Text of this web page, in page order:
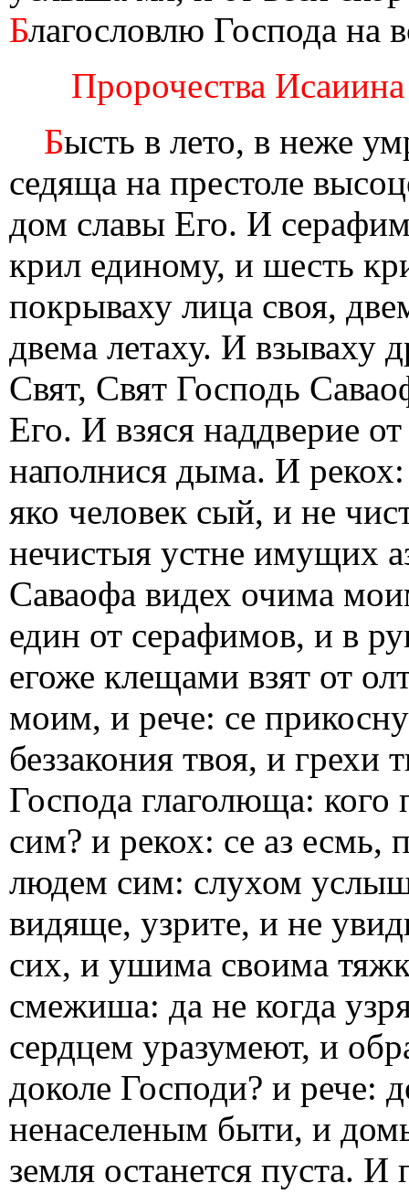
Благословлю Господа на
Пророчества
Бысть в лето, в неже
седяща на престоле
дом славы Его. И
крил единому, и шесть
покрываху лица своя,
двема летаху. И взываху
Свят, Свят Господь
Его. И взяся наддверие
наполнися дыма. И
яко человек сый, и не
нечистыя устне имущих
Саваофа видех очима
един от серафимов, и в
егоже клещами взят от
моим, и рече: се
беззакония твоя, и грехи
Господа глаголюща:
сим? и рекох: се аз
людем сим: слухом
видяще, узрите, и не
сих, и ушима своима
смежиша: да не когда
сердцем уразумеют, и
доколе Господи? и рече:
ненаселеным быти, и
земля останется пуста.